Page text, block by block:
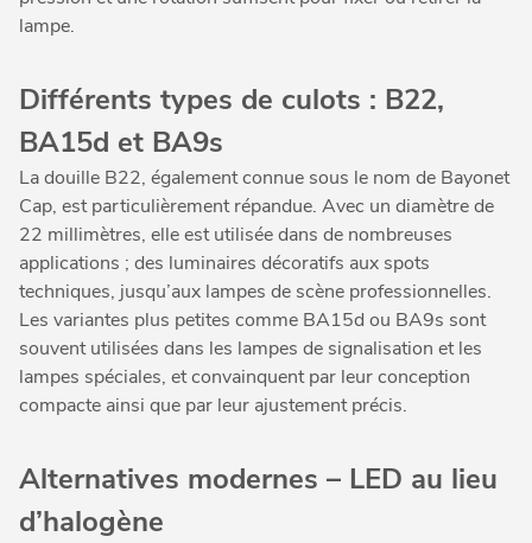
lampe.
Différents types de culots : B22,
BA15d et BA9s
La douille B22, également connue sous le nom de Bayonet
Cap, est particulièrement répandue. Avec un diamètre de
22 millimètres, elle est utilisée dans de nombreuses
applications ; des luminaires décoratifs aux spots
techniques, jusqu’aux lampes de scène professionnelles.
Les variantes plus petites comme BA15d ou BA9s sont
souvent utilisées dans les lampes de signalisation et les
lampes spéciales, et convainquent par leur conception
compacte ainsi que par leur ajustement précis.
Alternatives modernes – LED au lieu
d’halogène